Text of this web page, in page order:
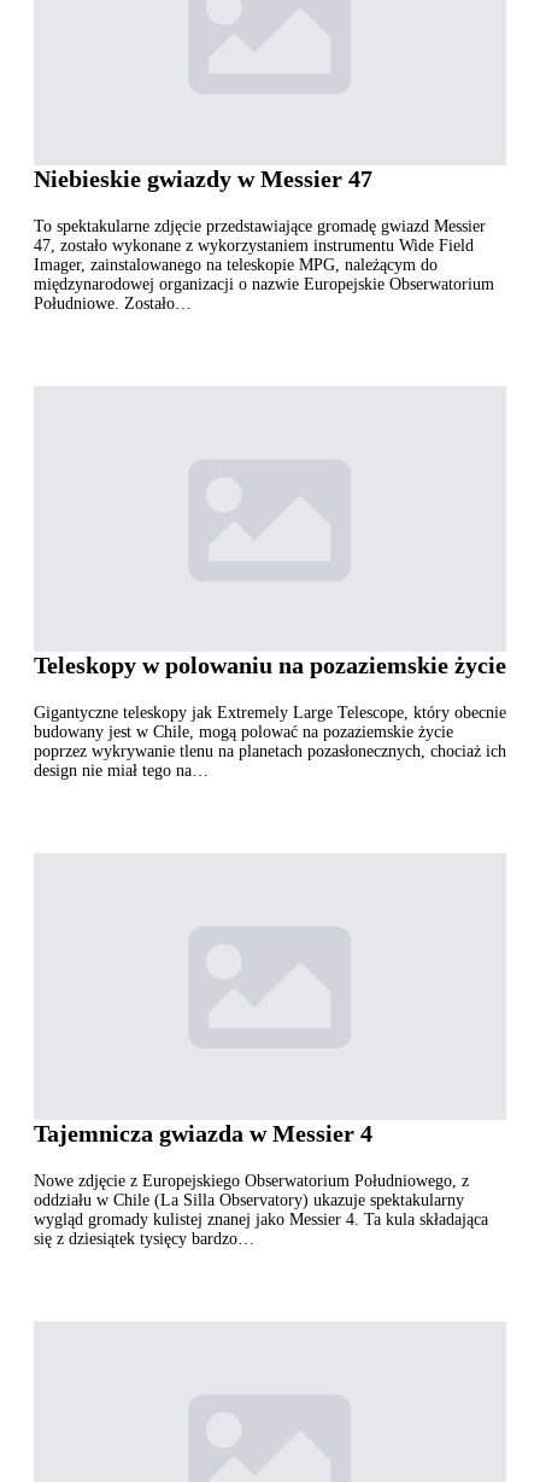
Niebieskie gwiazdy w Messier 47
To spektakularne zdjęcie przedstawiające gromadę gwiazd Messier
47, zostało wykonane z wykorzystaniem instrumentu Wide Field
Imager, zainstalowanego na teleskopie MPG, należącym do
międzynarodowej organizacji o nazwie Europejskie Obserwatorium
Południowe. Zostało…
Teleskopy w polowaniu na pozaziemskie życie
Gigantyczne teleskopy jak Extremely Large Telescope, który obecnie
budowany jest w Chile, mogą polować na pozaziemskie życie
poprzez wykrywanie tlenu na planetach pozasłonecznych, chociaż ich
design nie miał tego na…
Tajemnicza gwiazda w Messier 4
Nowe zdjęcie z Europejskiego Obserwatorium Południowego, z
oddziału w Chile (La Silla Observatory) ukazuje spektakularny
wygląd gromady kulistej znanej jako Messier 4. Ta kula składająca
się z dziesiątek tysięcy bardzo…